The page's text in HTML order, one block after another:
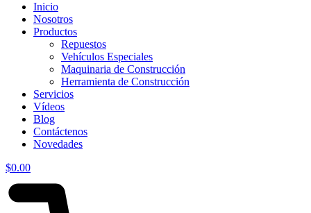
Inicio
Nosotros
Productos
Repuestos
Vehículos Especiales
Maquinaria de Construcción
Herramienta de Construcción
Servicios
Vídeos
Blog
Contáctenos
Novedades
$0.00